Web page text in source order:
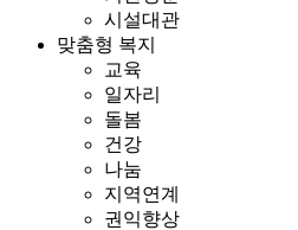
시설대관
맞춤형 복지
교육
일자리
돌봄
건강
나눔
지역연계
권익향상